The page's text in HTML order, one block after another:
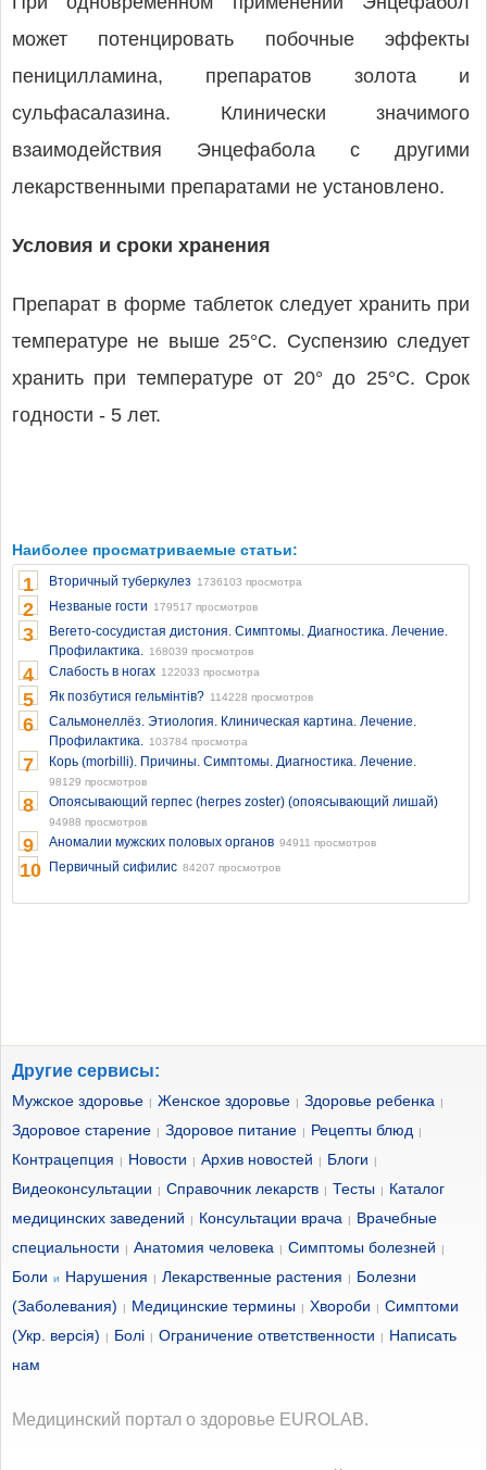
может потенцировать побочные эффекты
пеницилламина, препаратов золота и
сульфасалазина. Клинически значимого
взаимодействия Энцефабола с другими
лекарственными препаратами не установлено.
Условия и сроки хранения
Препарат в форме таблеток следует хранить при
температуре не выше 25°C. Суспензию следует
хранить при температуре от 20° до 25°C. Срок
годности - 5 лет.
Наиболее просматриваемые статьи:
1 Вторичный туберкулез 1736103 просмотра
2 Незваные гости 179517 просмотров
3
Вегето-сосудистая дистония. Симптомы. Диагностика. Лечение.
Профилактика. 168039 просмотров
4 Слабость в ногах 122033 просмотра
5 Як позбутися гельмінтів? 114228 просмотров
6
Сальмонеллёз. Этиология. Клиническая картина. Лечение.
Профилактика. 103784 просмотра
7 Корь (morbilli). Причины. Симптомы. Диагностика. Лечение.
98129 просмотров
8 Опоясывающий герпес (herpes zoster) (опоясывающий лишай)
94988 просмотров
9 Аномалии мужских половых органов 94911 просмотров
10 Первичный сифилис 84207 просмотров
Другие сервисы:
Мужское здоровье | Женское здоровье | Здоровье ребенка |
Здоровое старение | Здоровое питание | Рецепты блюд |
Контрацепция | Новости | Архив новостей | Блоги |
Видеоконсультации | Справочник лекарств | Тесты |
Каталог
медицинских заведений
| Консультации врача |
Врачебные
специальности
| Анатомия человека | Симптомы болезней |
Боли и Нарушения | Лекарственные растения |
Болезни
(Заболевания)
| Медицинские термины | Хвороби | Симптоми
(Укр. версія)
| Болі | Ограничение ответственности |
Написать
нам
Медицинский портал о здоровье EUROLAB.